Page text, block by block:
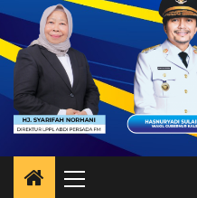
Primary